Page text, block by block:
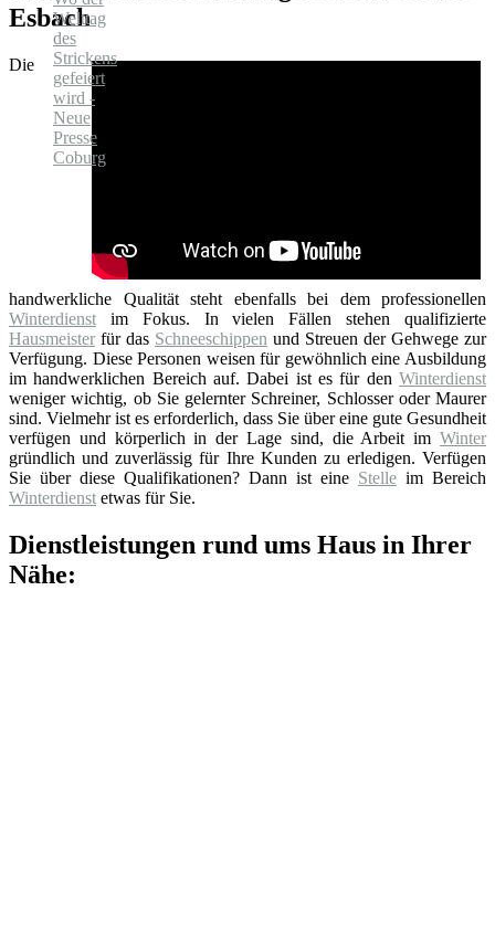
Esbach
Die
handwerkliche Qualität steht ebenfalls bei dem professionellen
Winterdienst im Fokus. In vielen Fällen stehen qualifizierte
Hausmeister für das Schneeschippen und Streuen der Gehwege zur
Verfügung. Diese Personen weisen für gewöhnlich eine Ausbildung
im handwerklichen Bereich auf. Dabei ist es für den Winterdienst
weniger wichtig, ob Sie gelernter Schreiner, Schlosser oder Maurer
sind. Vielmehr ist es erforderlich, dass Sie über eine gute Gesundheit
verfügen und körperlich in der Lage sind, die Arbeit im Winter
gründlich und zuverlässig für Ihre Kunden zu erledigen. Verfügen
Sie über diese Qualifikationen? Dann ist eine Stelle im Bereich
Winterdienst etwas für Sie.
Dienstleistungen rund ums Haus in Ihrer
Nähe: